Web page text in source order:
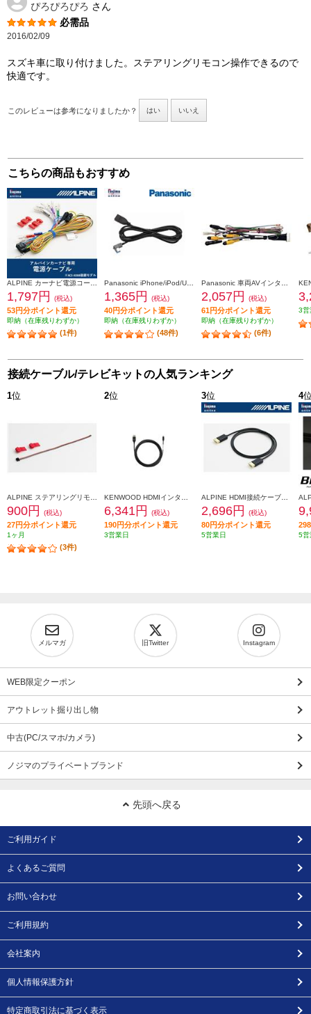
ぴろぴろぴろ さん
必需品
2016/02/09
スズキ車に取り付けました。ステアリングリモコン操作できるので
快適です。
このレビューは参考になりましたか？ はい いいえ
こちらの商品もおすすめ
1,797円 (税込)
53円分ポイント還元
即納（在庫残りわずか）
(1件)
1,365円 (税込)
40円分ポイント還元
即納（在庫残りわずか）
(48件)
2,057円 (税込)
61円分ポイント還元
即納（在庫残りわずか）
(6件)
3営
接続ケーブル/テレビキットの人気ランキング
1位
900円 (税込)
27円分ポイント還元
1ヶ月
(3件)
2位
6,341円 (税込)
190円分ポイント還元
3営業日
3位
2,696円 (税込)
80円分ポイント還元
5営業日
4
5営
メルマガ 旧Twitter Instagram
WEB限定クーポン
アウトレット掘り出し物
中古(PC/スマホ/カメラ)
ノジマのプライベートブランド
先頭へ戻る
ご利用ガイド
よくあるご質問
お問い合わせ
ご利用規約
会社案内
個人情報保護方針
特定商取引法に基づく表示